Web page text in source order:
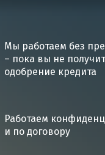
Мы работаем без
– пока вы не
одобрение кредита
Работаем
и по договору